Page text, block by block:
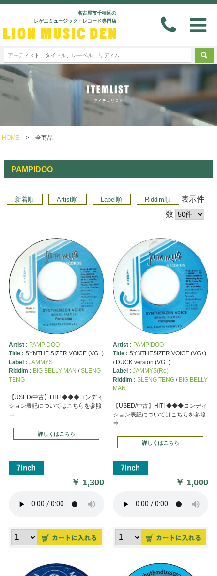
名古屋市千種区の
レゲエミュージック・レコード専門店
HOME > 全商品
PAMPIDOO
新着順 Artist順 Label順 Riddim順
表示件
数
Artist : PAMPIDOO
Title : SYNTHE SIZER VOICE (VG+)
Label : JAMMYS
Riddim : BIG BELLY MAN /SLENG
TENG
【USED/中古】HIT! ◆◆◆コンディ
ション表記についてはこちらを参照
⇒ ...
詳しくはこちら
￥ 1,300
Artist : PAMPIDOO
Title : SYNTHESIZER VOICE (VG+)
/ DUCK version (VG+)
Label : JAMMYS(Re)
Riddim : SLENG TENG/ BIG BELLY
MAN
【USED/中古】HIT! ◆◆◆コンディ
ション表記についてはこちらを参照
⇒ ...
詳しくはこちら
￥ 1,000